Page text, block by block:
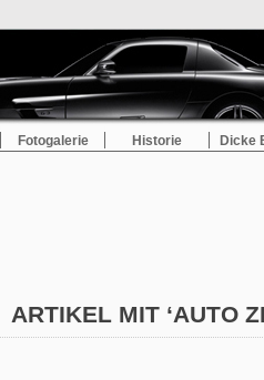
Fotogalerie Historie Dicke
ARTIKEL MIT ‘AUTO